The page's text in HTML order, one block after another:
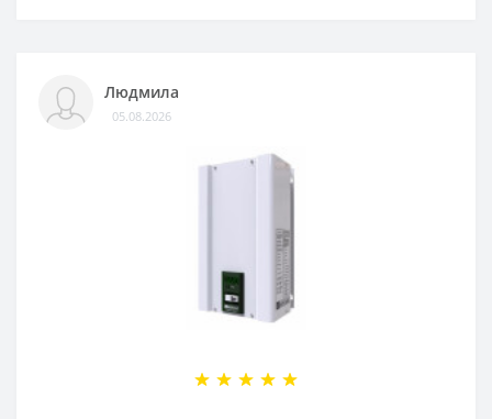
Людмила
05.08.2026